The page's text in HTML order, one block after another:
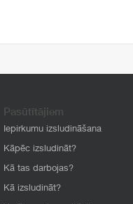
Pasūtītājiem
Iepirkumu izsludināšana
Kāpēc izsludināt?
Kā tas darbojas?
Kā izsludināt?